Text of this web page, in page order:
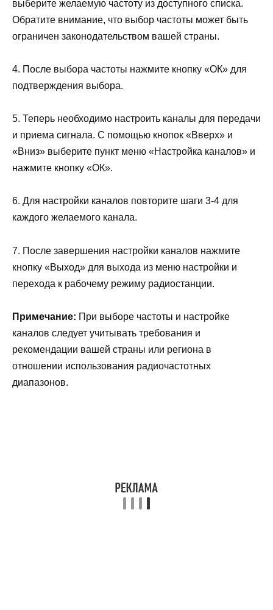
выберите желаемую частоту из доступного списка.
Обратите внимание, что выбор частоты может быть
ограничен законодательством вашей страны.
4. После выбора частоты нажмите кнопку «ОК» для
подтверждения выбора.
5. Теперь необходимо настроить каналы для передачи
и приема сигнала. С помощью кнопок «Вверх» и
«Вниз» выберите пункт меню «Настройка каналов» и
нажмите кнопку «ОК».
6. Для настройки каналов повторите шаги 3-4 для
каждого желаемого канала.
7. После завершения настройки каналов нажмите
кнопку «Выход» для выхода из меню настройки и
перехода к рабочему режиму радиостанции.
Примечание: При выборе частоты и настройке
каналов следует учитывать требования и
рекомендации вашей страны или региона в
отношении использования радиочастотных
диапазонов.